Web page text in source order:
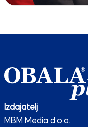
Izdajatelj
MBM Media d.o.o.